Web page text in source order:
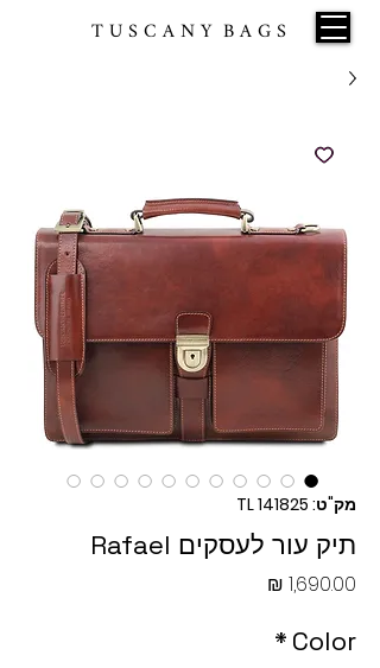
T U S C A N Y B A G S
מק"ט: TL 141825
תיק עור לעסקים Rafael
Color
*